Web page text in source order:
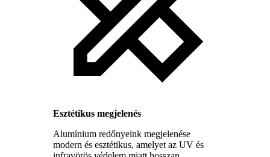
Esztétikus megjelenés
Alumínium redőnyeink megjelenése
modern és esztétikus, amelyet az UV és